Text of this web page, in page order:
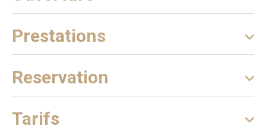
Prestations
Reservation
Tarifs